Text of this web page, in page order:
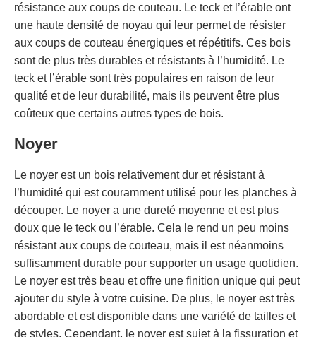
résistance aux coups de couteau. Le teck et l’érable ont
une haute densité de noyau qui leur permet de résister
aux coups de couteau énergiques et répétitifs. Ces bois
sont de plus très durables et résistants à l’humidité. Le
teck et l’érable sont très populaires en raison de leur
qualité et de leur durabilité, mais ils peuvent être plus
coûteux que certains autres types de bois.
Noyer
Le noyer est un bois relativement dur et résistant à
l’humidité qui est couramment utilisé pour les planches à
découper. Le noyer a une dureté moyenne et est plus
doux que le teck ou l’érable. Cela le rend un peu moins
résistant aux coups de couteau, mais il est néanmoins
suffisamment durable pour supporter un usage quotidien.
Le noyer est très beau et offre une finition unique qui peut
ajouter du style à votre cuisine. De plus, le noyer est très
abordable et est disponible dans une variété de tailles et
de styles. Cependant, le noyer est sujet à la fissuration et